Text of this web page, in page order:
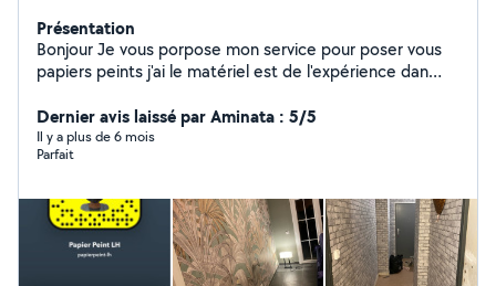
Présentation
Bonjour Je vous porpose mon service pour poser vous
papiers peints j'ai le matériel est de l'expérience dan
renseignements veuillez me contacter par message
privé
Dernier avis laissé par Aminata : 5/5
Il y a plus de 6 mois
Parfait